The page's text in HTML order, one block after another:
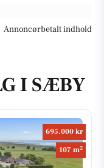
Annoncørbetalt indhold
I SÆBY
695.000 kr
107 m2